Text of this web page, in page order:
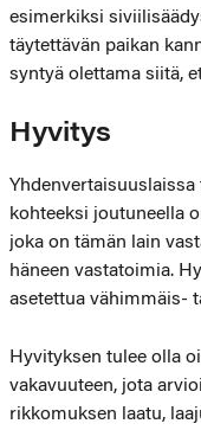
esimerkiksi
täytettävän paikan
syntyä olettama siitä,
Hyvitys
kohteeksi joutuneella
joka on tämän lain
häneen vastatoimia.
asetettua vähimmäis-
Hyvityksen tulee olla
vakavuuteen, jota
rikkomuksen laatu,